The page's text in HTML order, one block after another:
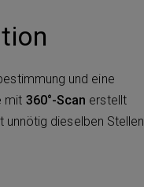
und eine
mit 360°-Scan erstellt
unnötig dieselben Stellen